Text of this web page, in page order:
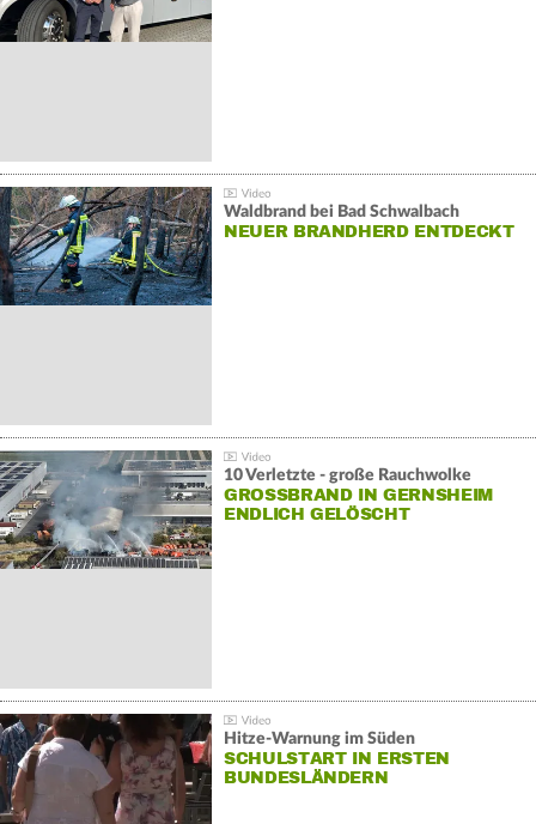
Waldbrand bei Bad Schwalbach
NEUER BRANDHERD ENTDECKT
10 Verletzte - große Rauchwolke
GROSSBRAND IN GERNSHEIM E
NDLICH GELÖSCHT
Hitze-Warnung im Süden
SCHULSTART IN ERSTEN
BUNDESLÄNDERN